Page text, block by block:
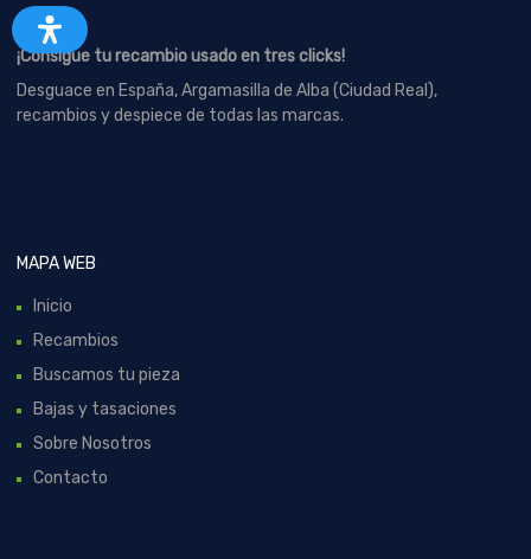
¡Consigue tu recambio usado en tres clicks!
Desguace en España, Argamasilla de Alba (Ciudad Real),
recambios y despiece de todas las marcas.
MAPA WEB
Inicio
Recambios
Buscamos tu pieza
Bajas y tasaciones
Sobre Nosotros
Contacto